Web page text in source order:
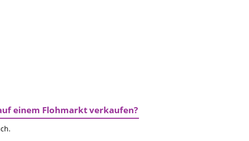
einem Flohmarkt verkaufen?